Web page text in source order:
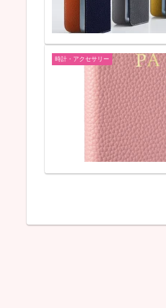
時計・アクセサリー